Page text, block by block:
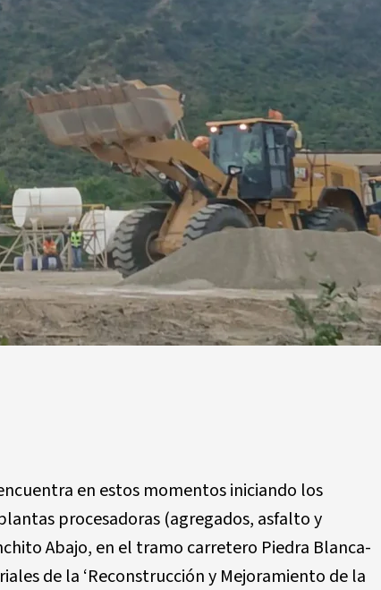
en estos momentos iniciando los
procesadoras (agregados, asfalto y
Abajo, en el tramo carretero Piedra Blanca-
de la ‘Reconstrucción y Mejoramiento de la